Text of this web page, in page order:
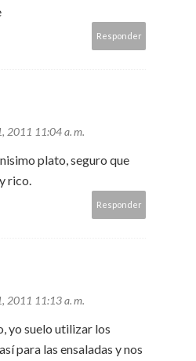
Responder
2011 11:04 a. m.
plato, seguro que
rico.
Responder
2011 11:13 a. m.
yo suelo utilizar los
para las ensaladas y nos